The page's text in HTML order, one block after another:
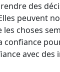
des
peuvent
les choses
confiance
avec des